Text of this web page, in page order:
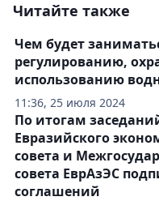
Читайте также
11:36, 25 июля 2024
Чем будет
регулированию,
использованию
По итогам
Евразийского
совета и
совета ЕврАзЭС
соглашений